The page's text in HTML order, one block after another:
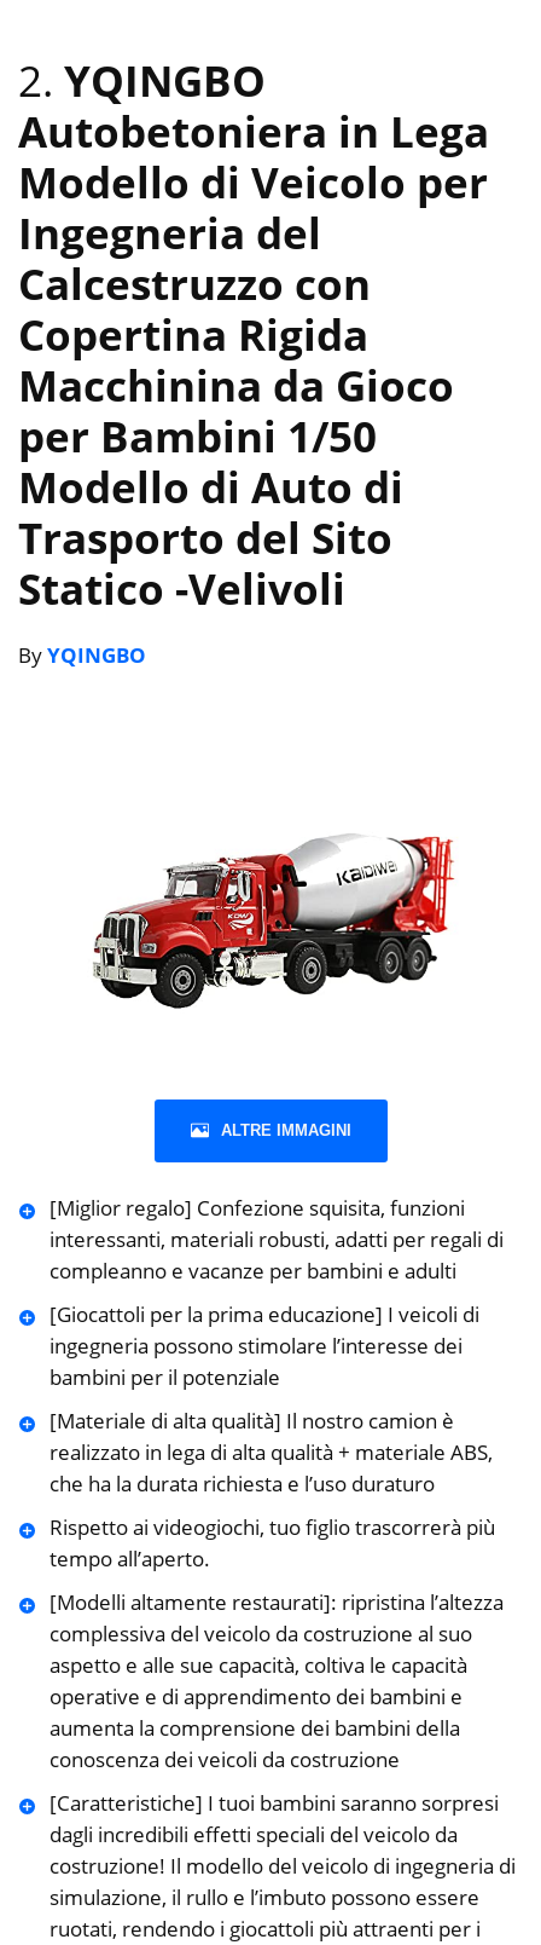
2. YQINGBO
Autobetoniera in Lega
Modello di Veicolo per
Ingegneria del
Calcestruzzo con
Copertina Rigida
Macchinina da Gioco
per Bambini 1/50
Modello di Auto di
Trasporto del Sito
Statico -Velivoli
ByYQINGBO
ALTRE IMMAGINI
[Miglior regalo] Confezione squisita, funzioni
interessanti, materiali robusti, adatti per regali di
compleanno e vacanze per bambini e adulti
[Giocattoli per la prima educazione] I veicoli di
ingegneria possono stimolare l’interesse dei
bambini per il potenziale
[Materiale di alta qualità] Il nostro camion è
realizzato in lega di alta qualità + materiale ABS,
che ha la durata richiesta e l’uso duraturo
Rispetto ai videogiochi, tuo figlio trascorrerà più
tempo all’aperto.
[Modelli altamente restaurati]: ripristina l’altezza
complessiva del veicolo da costruzione al suo
aspetto e alle sue capacità, coltiva le capacità
operative e di apprendimento dei bambini e
aumenta la comprensione dei bambini della
conoscenza dei veicoli da costruzione
[Caratteristiche] I tuoi bambini saranno sorpresi
dagli incredibili effetti speciali del veicolo da
costruzione! Il modello del veicolo di ingegneria di
simulazione, il rullo e l’imbuto possono essere
ruotati, rendendo i giocattoli più attraenti per i